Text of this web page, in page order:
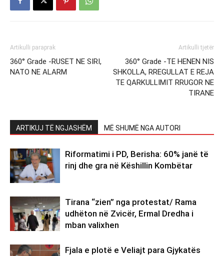
Artikulli paraprak
360° Grade -RUSET NE SIRI,
NATO NE ALARM
Artikulli tjetër
360° Grade -TE HENEN NIS
SHKOLLA, RREGULLAT E REJA
TE QARKULLIMIT RRUGOR NE
TIRANE
ARTIKUJ TË NGJASHËM MË SHUMË NGA AUTORI
Riformatimi i PD, Berisha: 60% janë të
rinj dhe gra në Këshillin Kombëtar
Tirana “zien” nga protestat/ Rama
udhëton në Zvicër, Ermal Dredha i
mban valixhen
Fjala e plotë e Veliajt para Gjykatës